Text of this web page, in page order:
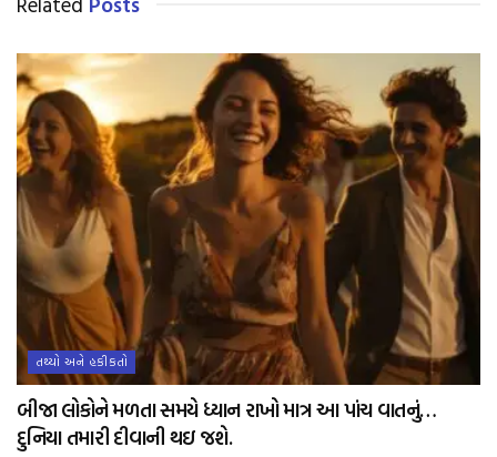
તથ્યો અને હકીકતો
બીજા લોકોને મળતા સમયે ધ્યાન રાખો માત્ર આ પાંચ વાતનું…
દુનિયા તમારી દીવાની થઇ જશે.